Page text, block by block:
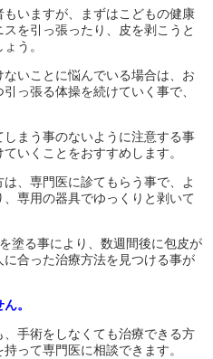
いますが、まずはこどもの健康
を引っ張ったり、皮を剥こうと
う。
いことに悩んでいる場合は、お
っ張る体操を続けていく事で、
まう事のないように注意する事
いくことをおすすめします。
、専門医に診てもらう事で、よ
専用の器具でゆっくりと剥いて
塗る事により、数週間後に包皮が
合った治療方法を見つける事が
。
手術をしなくても治療できる方
って専門医に相談できます。